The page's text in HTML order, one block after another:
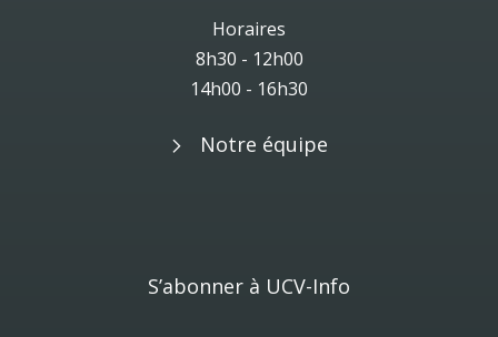
Horaires
8h30 - 12h00
14h00 - 16h30
Notre équipe
S’abonner à UCV-Info